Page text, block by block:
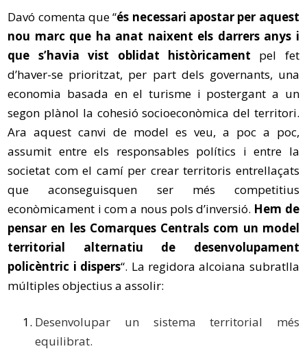
Davó comenta que “és necessari apostar per aquest
nou marc que ha anat naixent els darrers anys i
que s’havia vist oblidat històricament pel fet
d’haver-se prioritzat, per part dels governants, una
economia basada en el turisme i postergant a un
segon plànol la cohesió socioeconòmica del territori.
Ara aquest canvi de model es veu, a poc a poc,
assumit entre els responsables polítics i entre la
societat com el camí per crear territoris entrellaçats
que aconseguisquen ser més competitius
econòmicament i com a nous pols d’inversió. Hem de
pensar en les Comarques Centrals com un model
territorial alternatiu de desenvolupament
policèntric i dispers“. La regidora alcoiana subratlla
múltiples objectius a assolir:
Desenvolupar un sistema territorial més
equilibrat.